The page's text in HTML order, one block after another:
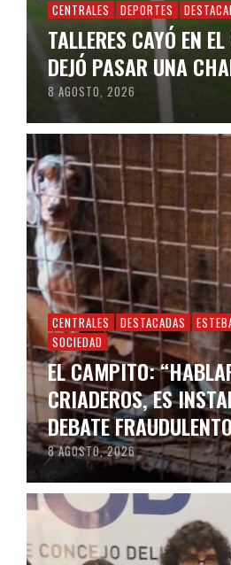
CENTRALES DEPORTES
TALLERES CAYÓ EN
DEJÓ PASAR UNA
8 AGOSTO, 2026
CENTRALES DESTACADAS
SOCIEDAD
EL CAMPITO:
CRIADEROS, ES
DEBATE
8 AGOSTO, 2026